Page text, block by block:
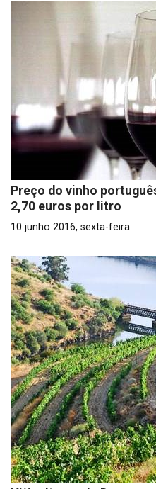
Preço do vinho
2,70 euros por litro
10 junho 2016, sexta-feira